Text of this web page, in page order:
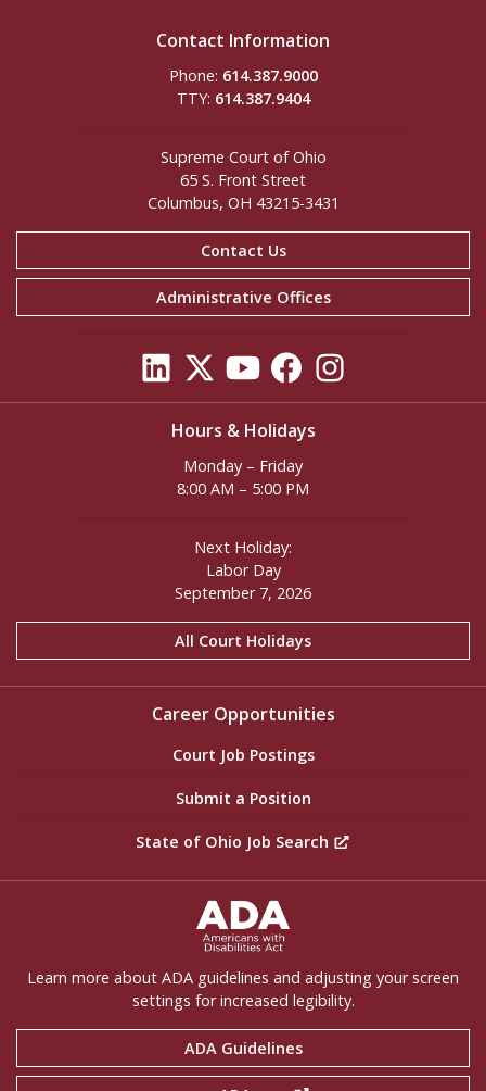
Contact Information
Phone: 614.387.9000
TTY: 614.387.9404
Supreme Court of Ohio
65 S. Front Street
Columbus, OH 43215-3431
Contact Us
Administrative Offices
Hours & Holidays
Monday – Friday
8:00 AM – 5:00 PM
Next Holiday:
Labor Day
September 7, 2026
All Court Holidays
Career Opportunities
Court Job Postings
Submit a Position
State of Ohio Job Search
Learn more about ADA guidelines and adjusting your screen
settings for increased legibility.
ADA Guidelines